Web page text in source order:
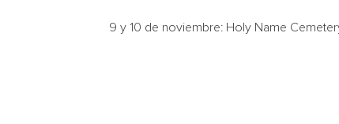
9 y 10 de noviembre: Holy Name